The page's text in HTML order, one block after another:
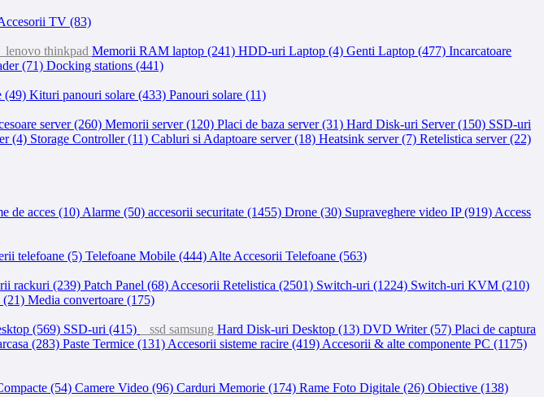
TV (83)
lenovo thinkpad Memorii RAM laptop (241) HDD-uri Laptop (4) Genti Laptop (477) Incarcatoare
(71) Docking stations (441)
(49) Kituri panouri solare (433) Panouri solare (11)
server (260) Memorii server (120) Placi de baza server (31) Hard Disk-uri Server (150) SSD-uri
(4) Storage Controller (11) Cabluri si Adaptoare server (18) Heatsink server (7) Retelistica server (22)
de acces (10) Alarme (50) accesorii securitate (1455) Drone (30) Supraveghere video IP (919) Access
telefoane (5) Telefoane Mobile (444) Alte Accesorii Telefoane (563)
rackuri (239) Patch Panel (68) Accesorii Retelistica (2501) Switch-uri (1224) Switch-uri KVM (210)
(21) Media convertoare (175)
(569) SSD-uri (415) ssd samsung Hard Disk-uri Desktop (13) DVD Writer (57) Placi de captura
(283) Paste Termice (131) Accesorii sisteme racire (419) Accesorii & alte componente PC (1175)
(54) Camere Video (96) Carduri Memorie (174) Rame Foto Digitale (26) Obiective (138)